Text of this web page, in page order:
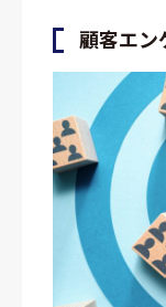
顧客エン